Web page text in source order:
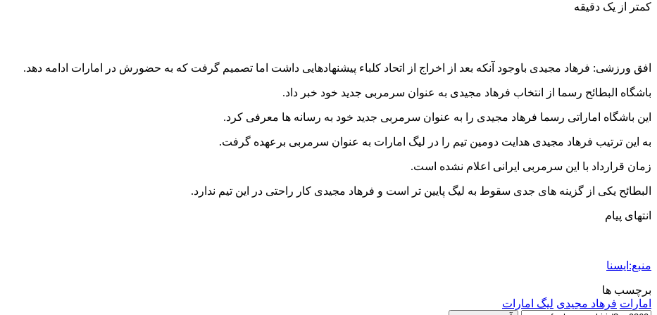
کمتر از یک دقیقه
افق ورزشی: فرهاد مجیدی باوجود آنکه بعد از اخراج از اتحاد کلباء پیشنهادهایی داشت اما تصمیم گرفت که به حضورش در امارات ادامه دهد.
باشگاه البطائح رسما از انتخاب فرهاد مجیدی به عنوان سرمربی جدید خود خبر داد.
این باشگاه اماراتی رسما فرهاد مجیدی را به عنوان سرمربی جدید خود به رسانه ها معرفی کرد.
به این ترتیب فرهاد مجیدی هدایت دومین تیم را در لیگ امارات به عنوان سرمربی برعهده گرفت.
زمان قرارداد با این سرمربی ایرانی اعلام نشده است.
البطائح یکی از گزینه های جدی سقوط به لیگ پایین تر است و فرهاد مجیدی کار راحتی در این تیم ندارد.
انتهای پیام
منبع:ایسنا
برچسب ها
امارات فرهاد مجيدی لیگ امارات